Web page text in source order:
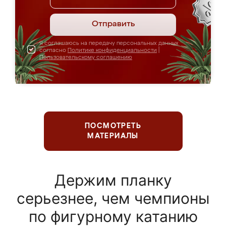
Отправить
Я соглашаюсь на передачу персональных данных
согласно Политике конфиденциальности
Пользовательскому соглашению
ПОСМОТРЕТЬ
МАТЕРИАЛЫ
Держим планку
серьезнее, чем чемпионы
по фигурному катанию